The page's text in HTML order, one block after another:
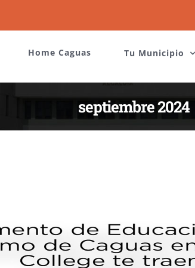
Home Caguas Tu Municipio
septiembre 2024